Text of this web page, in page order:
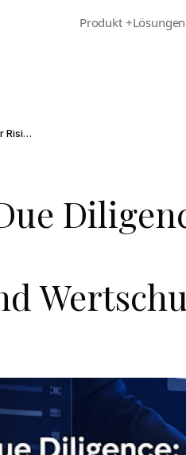
Produkt+Lösungen
Vertragsanalyse in der Due Diligence: Ein Rahmenwerk für Risikoidentifizierung und Wertschutz